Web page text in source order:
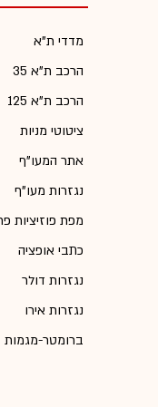
מדדי ת"א
הרכב ת"א 35
הרכב ת"א 125
ציטוטי מניות
אתר המעו"ף
נגזרות מעו"ף
מפת פוזיציות
כתבי אופציה
נגזרות דולר
נגזרות אירו
ברומטר-מגמות